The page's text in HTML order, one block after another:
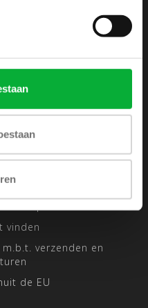
vinden
verzenden en
de EU